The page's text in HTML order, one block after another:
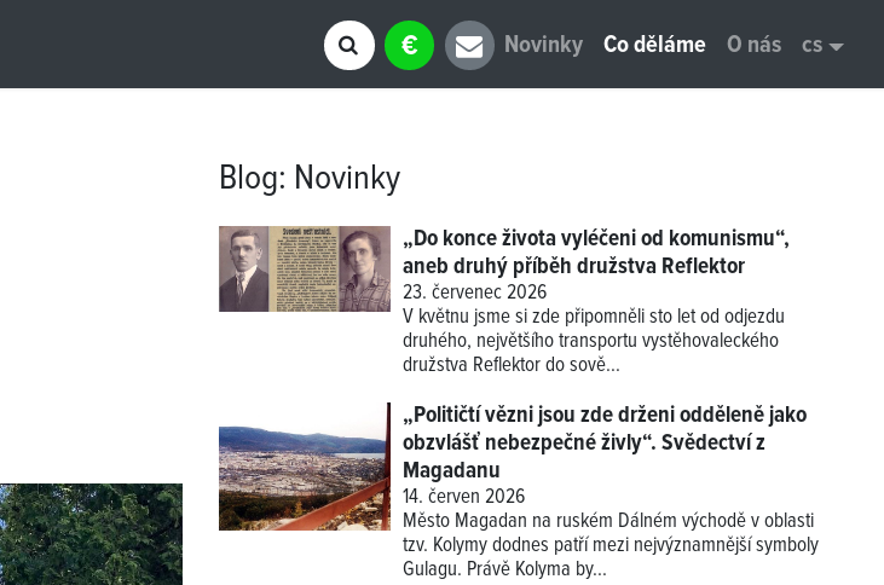
€ Novinky Co děláme O nás cs
Blog: Novinky
„Do konce života vyléčeni od komunismu“,
aneb druhý příběh družstva Reflektor
23. červenec 2026
V květnu jsme si zde připomněli sto let od odjezdu
druhého, největšího transportu vystěhovaleckého
družstva Reflektor do sově...
„Političtí vězni jsou zde drženi odděleně jako
obzvlášť nebezpečné živly“. Svědectví z
Magadanu
14. červen 2026
Město Magadan na ruském Dálném východě v oblasti
tzv. Kolymy dodnes patří mezi nejvýznamnější symboly
Gulagu. Právě Kolyma by...